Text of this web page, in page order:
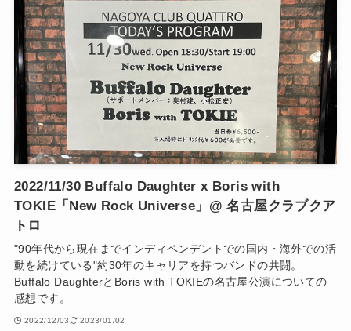
2022/11/30 Buffalo Daughter x Boris with
TOKIE「New Rock Universe」@ 名古屋クラブクア
トロ
"90年代から現在までインディペンデントでの国内・海外での活
動を続けている"約30年のキャリアを持つバンドの共闘。
Buffalo DaughterとBoris with TOKIEの名古屋公演についての
感想です。
2022/12/03 2023/01/02